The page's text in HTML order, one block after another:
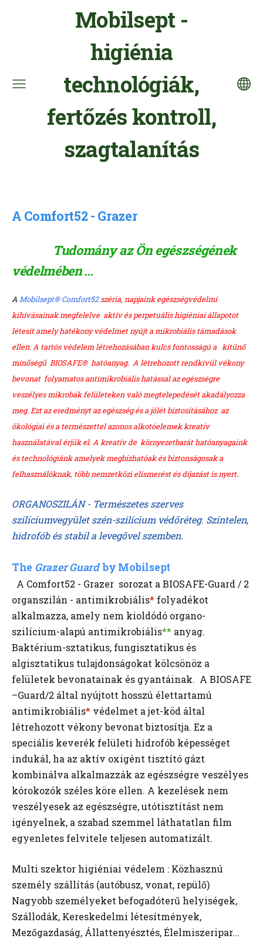
Mobilsept -
higiénia
technológiák,
fertőzés kontroll,
szagtalanítás
A Comfort52 - Grazer
Tudomány az Ön egészségének
védelmében...
A Mobilsept® Comfort52széria, napjaink egészségvédelmi
kihívásainak megfelelve aktív és perpetuális higiéniai állapotot
létesít amely hatékony védelmet nyújt a mikrobiális támadások
ellen. A tartós védelem létrehozásában kulcs fontosságú a kítünő
minőségű BIOSAFE® hatóanyag. A létrehozott rendkívül vékony
bevonat folyamatos antimikrobiális hatással az egészségre
veszélyes mikrobák felületeken való megtelepedését akadályozza
meg. Ezt az eredményt az egészség és a jólét biztosításához az
ökológiai és a természettel azonos alkotóelemek kreatív
használatával érjük el. A kreatív de környezetbarát hatóanyagaink
és technológiánk amelyek megbízhatóak és biztonságosak a
felhasználóknak, több nemzetközi elismerést és díjazást is nyert.
ORGANOSZILÁN - Természetes szerves
szilíciumvegyület szén-szilícium védőréteg. Színtelen,
hidrofób és stabil a levegővel szemben.
The Grazer Guard by Mobilsept
A Comfort52 - Grazer sorozat a BIOSAFE-Guard / 2
organszilán - antimikrobiális* folyadékot
alkalmazza, amely nem kioldódó organo-
szilícium-alapú antimikrobiális** anyag.
Baktérium-sztatikus, fungisztatikus és
algisztatikus tulajdonságokat kölcsönöz a
felületek bevonatainak és gyantáinak. A BIOSAFE
–Guard/2 által nyújtott hosszú élettartamú
antimikrobiális* védelmet a jet-köd által
létrehozott vékony bevonat biztosítja. Ez a
speciális keverék felületi hidrofób képességet
indukál, ha az aktív oxigént tisztító gázt
kombinálva alkalmazzák az egészségre veszélyes
kórokozók széles köre ellen. A kezelések nem
veszélyesek az egészségre, utótisztítást nem
igényelnek, a szabad szemmel láthatatlan film
egyenletes felvitele teljesen automatizált.
Multi szektor higiéniai védelem : Közhasznú
személy szállítás (autóbusz, vonat, repülő)
Nagyobb személyeket befogadóterű helyiségek,
Szállodák, Kereskedelmi létesítmények,
Mezőgazdaság, Állattenyésztés, Élelmiszeripar...